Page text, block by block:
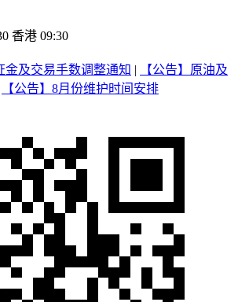
香港 09:30
金及交易手数调整通知 |
【公告】原油及
【公告】8月份维护时间安排